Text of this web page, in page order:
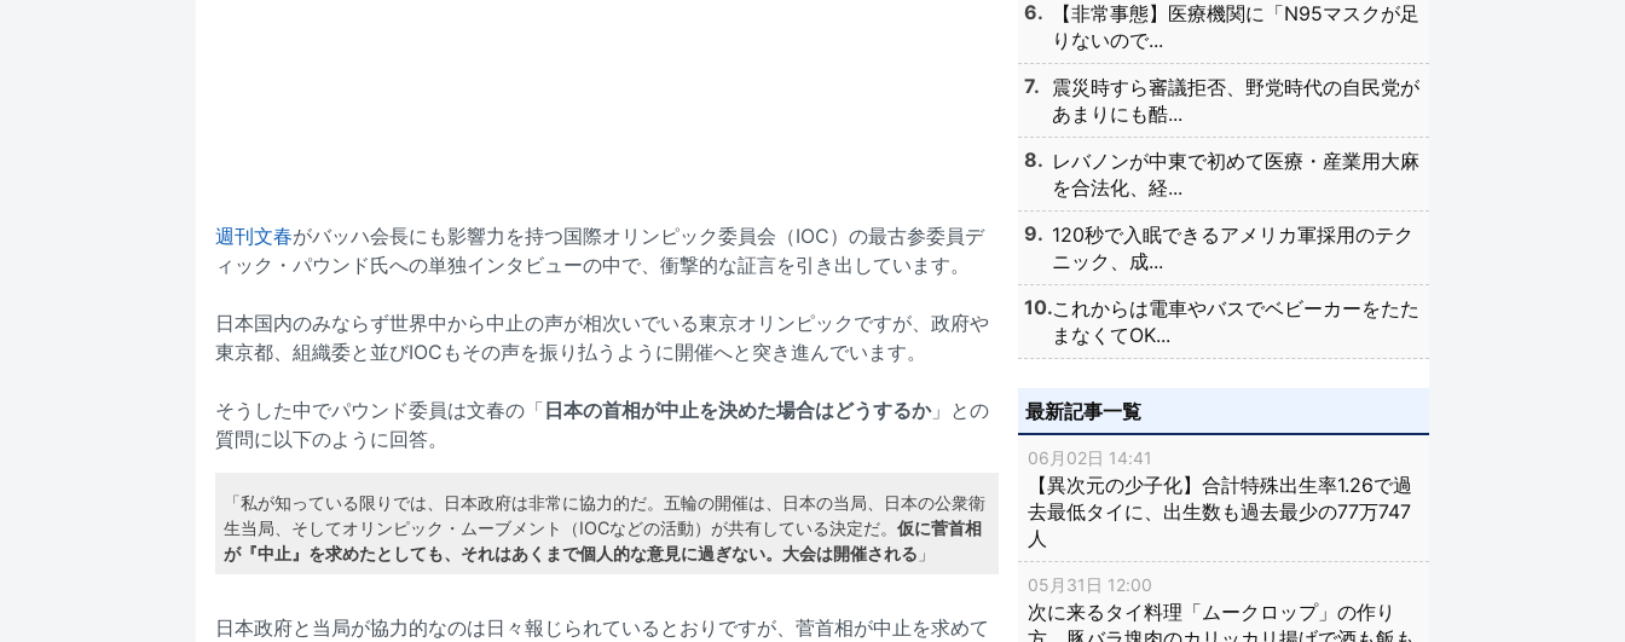
週刊文春がバッハ会長にも影響力を持つ国際オリンピック委員会（IOC）の最古参委員デ
ィック・パウンド氏への単独インタビューの中で、衝撃的な証言を引き出しています。
日本国内のみならず世界中から中止の声が相次いでいる東京オリンピックですが、政府や
東京都、組織委と並びIOCもその声を振り払うように開催へと突き進んでいます。
そうした中でパウンド委員は文春の「日本の首相が中止を決めた場合はどうするか」との
質問に以下のように回答。
「私が知っている限りでは、日本政府は非常に協力的だ。五輪の開催は、日本の当局、日本の公衆衛
生当局、そしてオリンピック・ムーブメント（IOCなどの活動）が共有している決定だ。仮に菅首相
が『中止』を求めたとしても、それはあくまで個人的な意見に過ぎない。大会は開催される 」
日本政府と当局が協力的なのは日々報じられているとおりですが、菅首相が中止を求めて
【非常事態】医療機関に「N95マスクが足
りないので...
震災時すら審議拒否、野党時代の自民党が
あまりにも酷...
レバノンが中東で初めて医療・産業用大麻
を合法化、経...
120秒で入眠できるアメリカ軍採用のテク
ニック、成...
これからは電車やバスでベビーカーをたた
まなくてOK...
最新記事一覧
06月02日 14:41
【異次元の少子化】合計特殊出生率1.26で過
去最低タイに、出生数も過去最少の77万747
人
05月31日 12:00
次に来るタイ料理「ムークロップ」の作り